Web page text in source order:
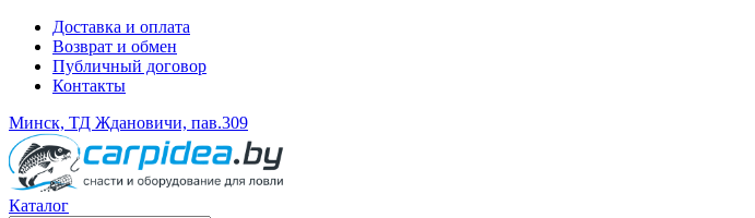
Доставка и оплата
Возврат и обмен
Публичный договор
Контакты
Минск, ТД Ждановичи, пав.309
Каталог